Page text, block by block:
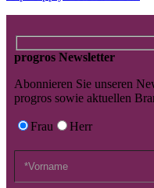
progros Newsletter
Abonnieren Sie unseren
progros sowie aktuellen
Frau Herr